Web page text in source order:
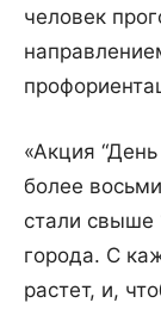
человек
«Акция
более
стали свыше
города. С
растет, и,